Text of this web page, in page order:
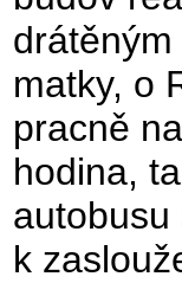
matky, o
pracně
hodina,
k